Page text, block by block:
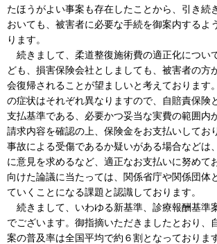
たほうがよい事案も存在したことから、引き続
おいても、被害者に必要な手続を御案内するよ
ります。
続きまして、柔道整復施術費の適正化につい
ども、損害保険会社としましても、被害者の方
会復帰されることが望ましいと考えております
の症状はそれぞれ異なりますので、自賠責保険
支払基準である、必要かつ妥当な実費の範囲内
請求内容を確認の上、保険金をお支払いしてお
事故による受傷であるか疑いがある場合などは
に意見を求めるなど、適正なお支払いに努めて
向けた論議に当たっては、関係省庁や関係団体
ていくことになる課題と認識しております。
続きまして、いわゆる新基準、診療報酬基準
でございます。御指摘いただきましたとおり、
案の普及率は全国平均で約６割となっておりま